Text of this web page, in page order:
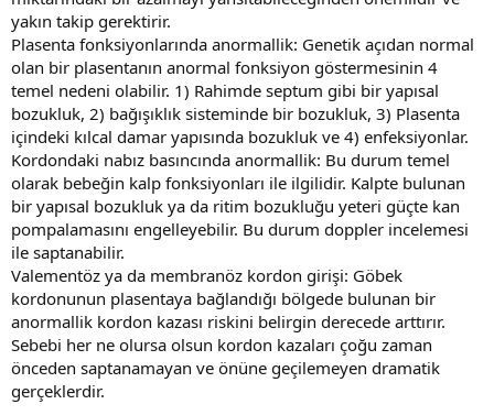
yakın takip gerektirir.
Plasenta fonksiyonlarında anormallik: Genetik açıdan normal
olan bir plasentanın anormal fonksiyon göstermesinin 4
temel nedeni olabilir. 1) Rahimde septum gibi bir yapısal
bozukluk, 2) bağışıklık sisteminde bir bozukluk, 3) Plasenta
içindeki kılcal damar yapısında bozukluk ve 4) enfeksiyonlar.
Kordondaki nabız basıncında anormallik: Bu durum temel
olarak bebeğin kalp fonksiyonları ile ilgilidir. Kalpte bulunan
bir yapısal bozukluk ya da ritim bozukluğu yeteri güçte kan
pompalamasını engelleyebilir. Bu durum doppler incelemesi
ile saptanabilir.
Valementöz ya da membranöz kordon girişi: Göbek
kordonunun plasentaya bağlandığı bölgede bulunan bir
anormallik kordon kazası riskini belirgin derecede arttırır.
Sebebi her ne olursa olsun kordon kazaları çoğu zaman
önceden saptanamayan ve önüne geçilemeyen dramatik
gerçeklerdir.